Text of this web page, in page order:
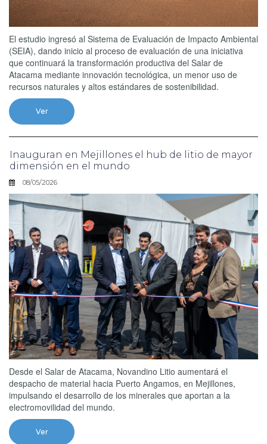
El estudio ingresó al Sistema de Evaluación de Impacto Ambiental
(SEIA), dando inicio al proceso de evaluación de una iniciativa
que continuará la transformación productiva del Salar de
Atacama mediante innovación tecnológica, un menor uso de
recursos naturales y altos estándares de sostenibilidad.
Ver
Inauguran en Mejillones el hub de litio de mayor
dimensión en el mundo
08/05/2026
Desde el Salar de Atacama, Novandino Litio aumentará el
despacho de material hacia Puerto Angamos, en Mejillones,
impulsando el desarrollo de los minerales que aportan a la
electromovilidad del mundo.
Ver